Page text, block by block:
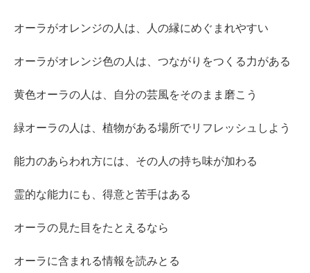
オーラがオレンジの人は、人の縁にめぐまれやすい
オーラがオレンジ色の人は、つながりをつくる力がある
黄色オーラの人は、自分の芸風をそのまま磨こう
緑オーラの人は、植物がある場所でリフレッシュしよう
能力のあらわれ方には、その人の持ち味が加わる
霊的な能力にも、得意と苦手はある
オーラの見た目をたとえるなら
オーラに含まれる情報を読みとる